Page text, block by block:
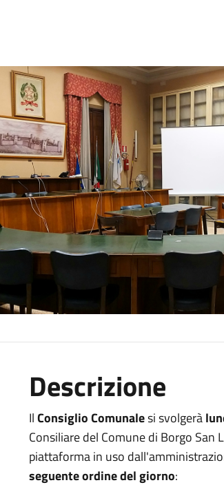
Descrizione
IlConsiglio Comunalesi svolgerà
Consiliare del Comune di Borgo
piattaforma in uso
seguente ordine del giorno: